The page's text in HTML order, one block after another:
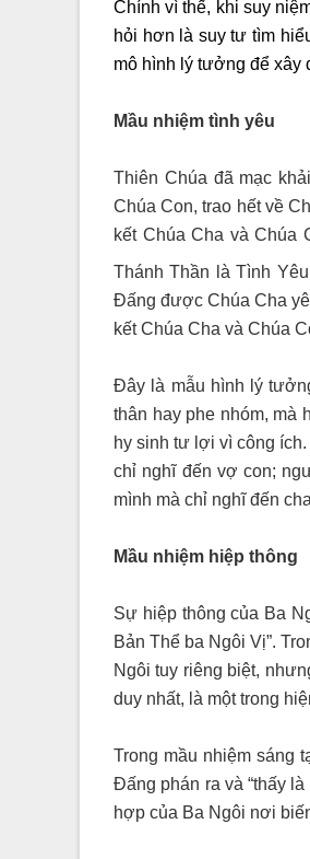
Chính vì thế, khi suy
hỏi hơn là suy tư tìm
mô hình lý tưởng để xây
Mầu nhiệm tình yêu
Thiên Chúa đã mạc
Chúa Con, trao hết về
kết Chúa Cha và Chúa
Thánh Thần là Tình
Đấng được Chúa Cha
kết Chúa Cha và Chúa
Đây là mẫu hình lý
thân hay phe nhóm, mà
hy sinh tư lợi vì công
chỉ nghĩ đến vợ con;
mình mà chỉ nghĩ đến
Mầu nhiệm hiệp thông
Sự hiệp thông của Ba
Bản Thể ba Ngôi Vị”.
Ngôi tuy riêng biệt,
duy nhất, là một trong
Trong mầu nhiệm sáng
Đấng phán ra và “thấy
hợp của Ba Ngôi nơi